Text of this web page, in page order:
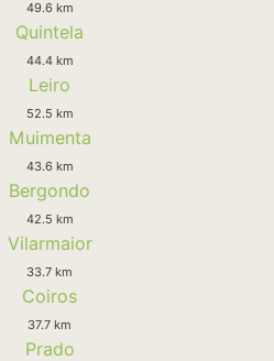
49.6 km
Quintela
44.4 km
Leiro
52.5 km
Muimenta
43.6 km
Bergondo
42.5 km
Vilarmaior
33.7 km
Coiros
37.7 km
Prado